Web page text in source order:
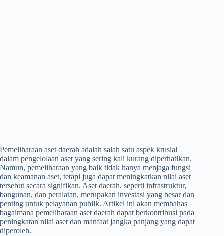
Pemeliharaan aset daerah adalah salah satu aspek krusial
dalam pengelolaan aset yang sering kali kurang diperhatikan.
Namun, pemeliharaan yang baik tidak hanya menjaga fungsi
dan keamanan aset, tetapi juga dapat meningkatkan nilai aset
tersebut secara signifikan. Aset daerah, seperti infrastruktur,
bangunan, dan peralatan, merupakan investasi yang besar dan
penting untuk pelayanan publik. Artikel ini akan membahas
bagaimana pemeliharaan aset daerah dapat berkontribusi pada
peningkatan nilai aset dan manfaat jangka panjang yang dapat
diperoleh.